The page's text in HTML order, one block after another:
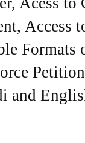
Access
Formats
and